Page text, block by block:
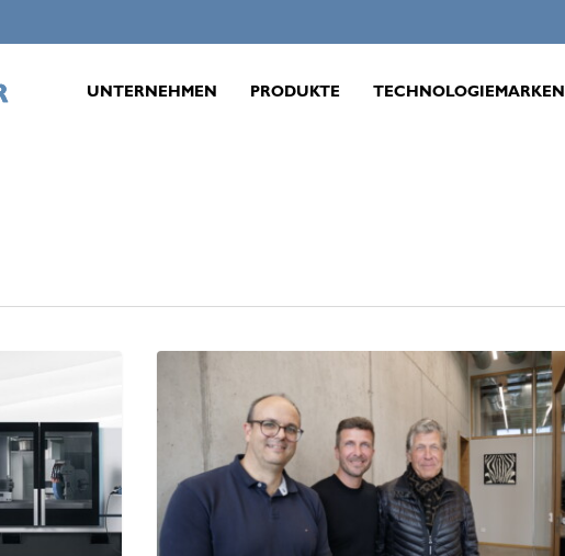
UNTERNEHMEN PRODUKTE TECHNOLOGIEMARKEN
Schleifen
Spanntechnik
„Made
in